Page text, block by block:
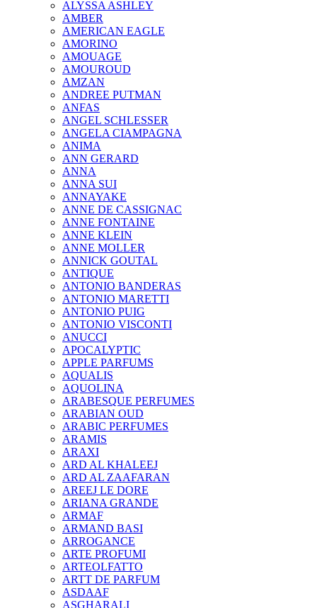
ALYSSA ASHLEY
AMBER
AMERICAN EAGLE
AMORINO
AMOUAGE
AMOUROUD
AMZAN
ANDREE PUTMAN
ANFAS
ANGEL SCHLESSER
ANGELA CIAMPAGNA
ANIMA
ANN GERARD
ANNA
ANNA SUI
ANNAYAKE
ANNE DE CASSIGNAC
ANNE FONTAINE
ANNE KLEIN
ANNE MOLLER
ANNICK GOUTAL
ANTIQUE
ANTONIO BANDERAS
ANTONIO MARETTI
ANTONIO PUIG
ANTONIO VISCONTI
ANUCCI
APOCALYPTIC
APPLE PARFUMS
AQUALIS
AQUOLINA
ARABESQUE PERFUMES
ARABIAN OUD
ARABIC PERFUMES
ARAMIS
ARAXI
ARD AL KHALEEJ
ARD AL ZAAFARAN
AREEJ LE DORE
ARIANA GRANDE
ARMAF
ARMAND BASI
ARROGANCE
ARTE PROFUMI
ARTEOLFATTO
ARTT DE PARFUM
ASDAAF
ASGHARALI